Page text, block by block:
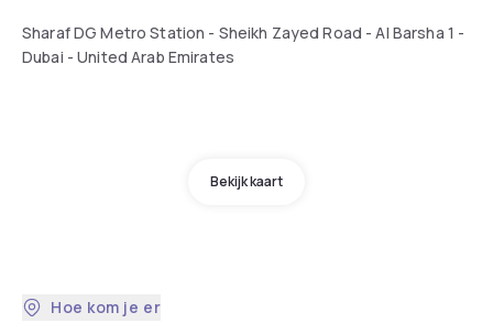
Sharaf DG Metro Station - Sheikh Zayed Road - Al Barsha 1 -
Dubai - United Arab Emirates
Bekijk kaart
Hoe kom je er